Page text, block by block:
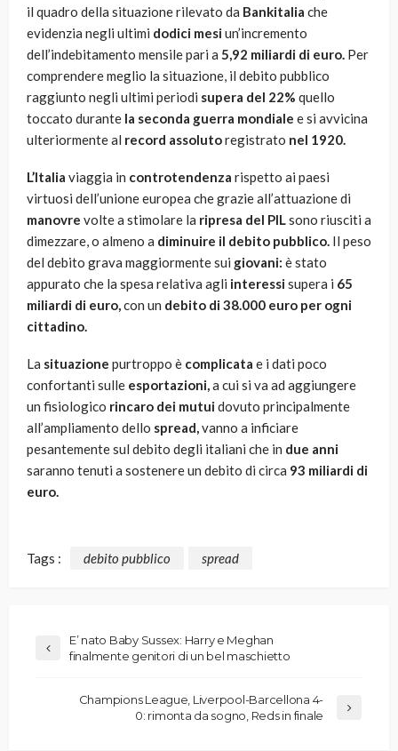
il quadro della situazione rilevato da Bankitalia che
evidenzia negli ultimi dodici mesiun’incremento
dell’indebitamento mensile pari a 5,92 miliardi di euro. Per
comprendere meglio la situazione, il debito pubblico
raggiunto negli ultimi periodi supera del 22% quello
toccato durante la seconda guerra mondiale e si avvicina
ulteriormente al record assolutoregistrato nel 1920.
L’Italia viaggia in controtendenza rispetto ai paesi
virtuosi dell’unione europea che grazie all’attuazione di
manovre volte a stimolare la ripresa del PILsono riusciti a
dimezzare, o almeno a diminuire il debito pubblico. Il peso
del debito grava maggiormente sui giovani: è stato
appurato che la spesa relativa agli interessisupera i 65
miliardi di euro,con un debito di 38.000 euro per ogni
cittadino.
La situazione purtroppo è complicata e i dati poco
confortanti sulle esportazioni,a cui si va ad aggiungere
un fisiologico rincaro dei mutuidovuto principalmente
all’ampliamento dello spread,vanno a inficiare
pesantemente sul debito degli italiani che in due anni
saranno tenuti a sostenere un debito di circa 93 miliardi di
euro.
Tags : debito pubblico spread
E’ nato Baby Sussex: Harry e Meghan
finalmente genitori di un bel maschietto
Champions League, Liverpool-Barcellona 4-
0: rimonta da sogno, Reds in finale